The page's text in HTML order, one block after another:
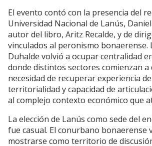
El evento contó con la presencia del
Universidad Nacional de Lanús,
autor del libro, Aritz Recalde, y de
vinculados al peronismo bonaerense.
Duhalde volvió a ocupar centralidad
donde distintos sectores comienzan a
necesidad de recuperar experiencia
territorialidad y capacidad de
al complejo contexto económico que
La elección de Lanús como sede del
fue casual. El conurbano bonaerense
mostrarse como territorio de